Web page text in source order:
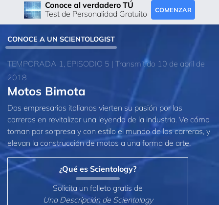
Conoce al verdadero TÚ
Test de Personalidad Gratuito
COMENZAR
CONOCE A UN SCIENTOLOGIST
TEMPORADA 1, EPISODIO 5 | Transmitido 10 de abril de
2018
Motos Bimota
Dos empresarios italianos vierten su pasión por las
carreras en revitalizar una leyenda de la industria. Ve cómo
toman por sorpresa y con estilo el mundo de las carreras, y
elevan la construcción de motos a una forma de arte.
¿Qué es Scientology?
Solicita un folleto gratis de
Una Descripción de Scientology